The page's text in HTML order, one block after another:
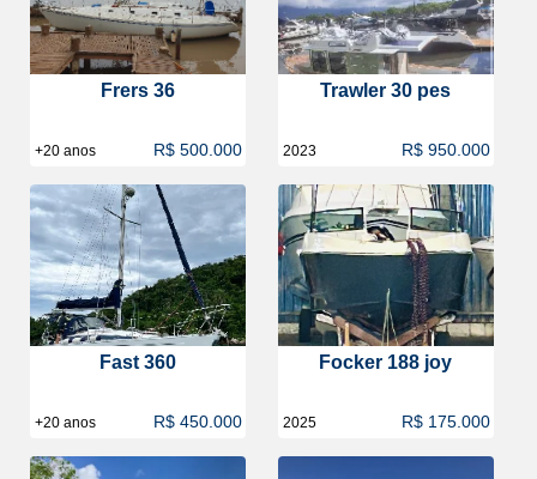
Frers 36
+20 anos R$ 500.000
Trawler 30 pes
2023 R$ 950.000
Fast 360
+20 anos R$ 450.000
Focker 188 joy
2025 R$ 175.000